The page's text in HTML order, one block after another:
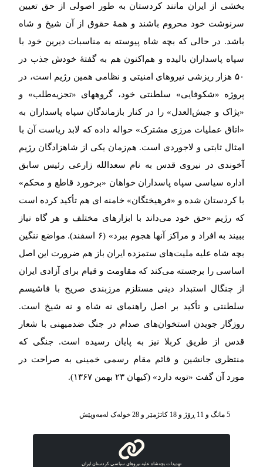
بخشی از ایران مانند کردستان به طور اصولی از حق تعیین
سرنوشت خود محروم باشند و همۀ حقوق از آن شیخ و شاه
باشد. در حالی که بچه شاه پیوسته به مناسبات دیرین خود با
سپاه پاسداران بالیده و هم‌اکنون هم به گفتۀ خودش جذب در
۵۰ هزار ریزشی نیروهای امنیتی و نظامی همین رژیم است، در
پروژه «شکوفایی» سلطنتی خود، گروههای «تجزیه‌طلب» و
«پژاک و جیش‌العدل» را در کنار بازماندگان سپاه پاسداران به
«اتاق عملیات مرزی مشترک» حواله داده که لابد ریاست آن با
امثال ثابتی و لاجوردی است. هم‌زمان یکی از شاهزادگان رژیم
آخوندی در نیروی قدس به نام سعدالله زارعی رئیس سابق
اداره سیاسی سپاه پاسداران خواهان «برخورد قاطع و محکم»
با کردستان شده و «فرهیختگان» خامنه ای هم تأکید کرده است
که رژیم «حق خود می‌داند با ابزارهای مختلف و هر گاه نیاز
ببیند به افراد و مراکز آنها هجوم ببرد» (۶ اسفند). مواضع ننگین
بچه شاه علیه ملیت‌های ستمزده ایران باز هم ضرورت این اصل
اساسی را برجسته می‌کند که مقاومت و قیام برای آزادی ایران
از چنگال استبداد دینی مستلزم مرزبندی صریح با فاشیسم
سلطنتی و تأکید بر اصل راهنمای نه شاه و نه شیخ است.
روزگار جویدن استخوان‌های صدام در جنگ ضدمیهنی با شعار
قدس از طریق کربلا نیز به پایان رسیده است. جنگی که
منتظری جانشین و قائم مقام رسمی خمینی به صراحت در
مورد آن گفت «توبه دارد» (کیهان ۲۳ بهمن ۱۳۶۷).
5 مانگ و 11 ڕۆژ و 18 کاتژمێر و 28 خوله‌ک له‌مه‌وپێش‌
تهدیدات بچه‌شاه علیه نیروهای سیاسی کردستان ایران